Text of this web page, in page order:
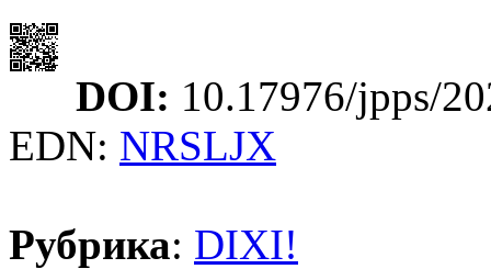
DOI: 10.17976/jpps/
EDN: NRSLJX
Рубрика: DIXI!